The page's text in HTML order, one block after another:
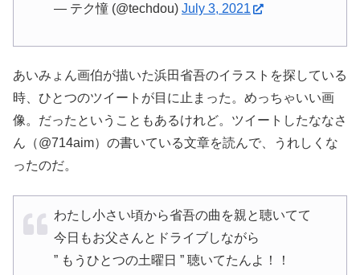
— テク憧 (@techdou) July 3, 2021
あいみょん画伯が描いた浜田省吾のイラストを探している
時、ひとつのツイートが目に止まった。めっちゃいい画
像。だったということもあるけれど。ツイートしたななさ
ん（@714aim）の書いている文章を読んで、うれしくな
ったのだ。
わたし小さい頃から省吾の曲を親と聴いてて
今日もお父さんとドライブしながら
” もうひとつの土曜日 ” 聴いてたんよ！！